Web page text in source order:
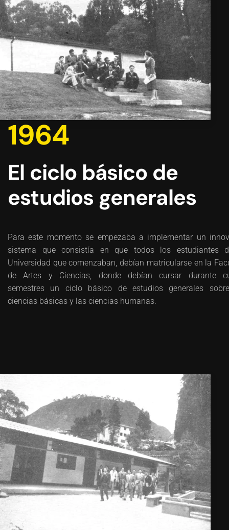
1964
El ciclo básico de
estudios generales
Para este momento se empezaba a implementar un
sistema que consistía en que todos los estudiantes
Universidad que comenzaban, debían matricularse en la
de Artes y Ciencias, donde debían cursar durante
semestres un ciclo básico de estudios generales
ciencias básicas y las ciencias humanas.